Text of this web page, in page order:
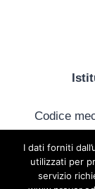
Codice
tel. +39
I dati forniti
utilizzati per
servizio